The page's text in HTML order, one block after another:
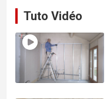
Tuto Vidéo